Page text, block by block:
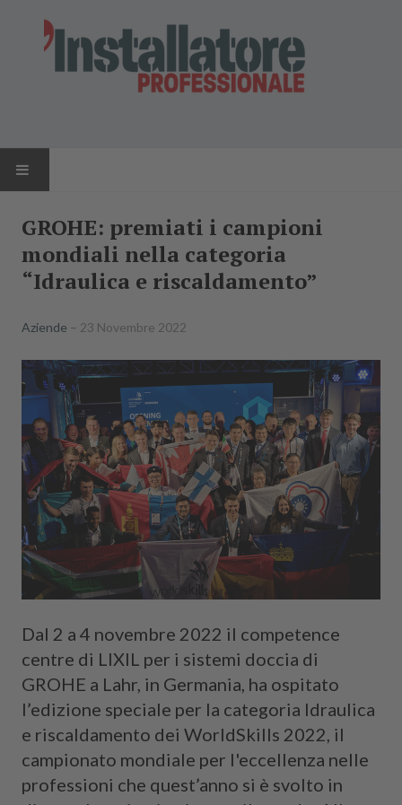
NEWS
RIVISTA
GROHE: premiati i campioni
mondiali nella categoria
“Idraulica e riscaldamento”
Aziende 23 Novembre 2022
Dal 2 a 4 novembre 2022 il competence
centre di LIXIL per i sistemi doccia di
GROHE a Lahr, in Germania, ha ospitato
l’edizione speciale per la categoria Idraulica
e riscaldamento dei WorldSkills 2022, il
campionato mondiale per l'eccellenza nelle
professioni che quest’anno si è svolto in